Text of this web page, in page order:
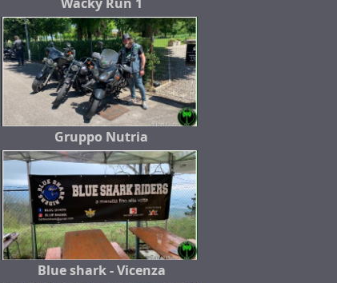
Gruppo Nutria
Blue shark - Vicenza